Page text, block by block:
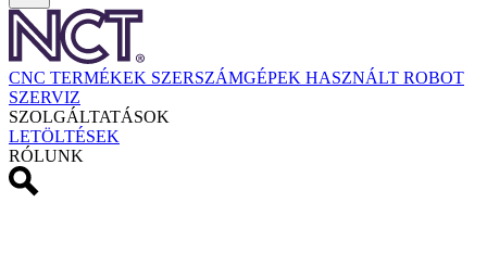
CNC TERMÉKEK SZERSZÁMGÉPEK HASZNÁLT ROBOT
SZERVIZ
SZOLGÁLTATÁSOK
LETÖLTÉSEK
RÓLUNK